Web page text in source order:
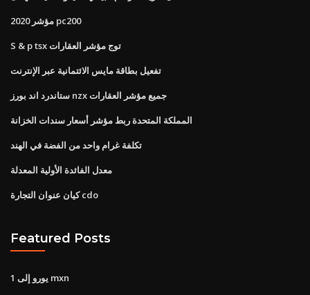
مؤشر 2020 pc200
S & p tsx توج مؤشر العقارات
تفعيل بطاقة مايس الائتمانية عبر الإنترنت
ستاندرد اند بورز nzx جميع مؤشر العقارات
المملكة المتحدة ربط مؤشر أسعار سندات الخزانة
تكلفة غرام واحد من الفضة في الهند
معدل الفائدة الأولية المعدلة
كيان عنوان التجارة cdo
Featured Posts
1 يورو إلى mxn